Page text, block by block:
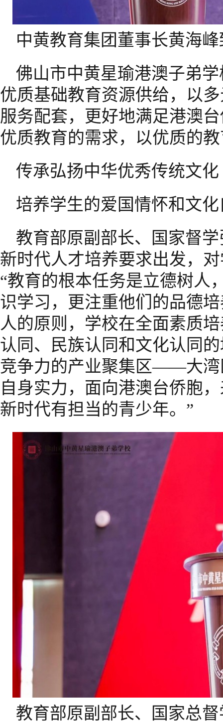
中黄教育集团董事长黄海
佛山市中黄星瑜港澳子弟
优质基础教育资源供给，以
服务配套，更好地满足港澳
优质教育的需求，以优质的
传承弘扬中华优秀传统文化
培养学生的爱国情怀和文
教育部原副部长、国家督
新时代人才培养要求出发，
“教育的根本任务是立德树人
识学习，更注重他们的品德
人的原则，学校在全面素质
认同、民族认同和文化认同
竞争力的产业聚集区——大湾
自身实力，面向港澳台侨胞
新时代有担当的青少年。”
教育部原副部长、国家总